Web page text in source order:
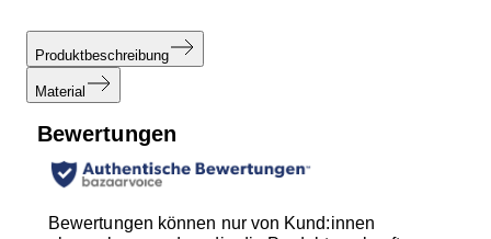
Produktbeschreibung
Material
Bewertungen
Bewertungen können nur von Kund:innen